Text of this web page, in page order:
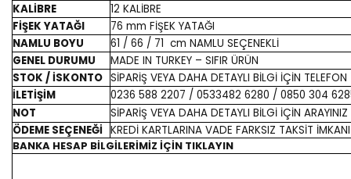
KALİBRE
12 KALİBRE
FİŞEK YATAĞI
76 mm FİŞEK YATAĞI
NAMLU BOYU
61 / 66 / 71 cm NAMLU SEÇENEKLİ
GENEL DURUMU
MADE IN TURKEY – SIFIR ÜRÜN
STOK / İSKONTO SİPARİŞ VEYA DAHA DETAYLI BİLGİ İÇİN TELEFON
İLETİŞİM
0236 588 2207 / 0533482 6280 / 0850 304
NOT
SİPARİŞ VEYA DAHA DETAYLI BİLGİ İÇİN ARAYINIZ
ÖDEME SEÇENEĞİ KREDİ KARTLARINA VADE FARKSIZ TAKSİT İMKANI
BANKA HESAP BİLGİLERİMİZ İÇİN TIKLAYIN